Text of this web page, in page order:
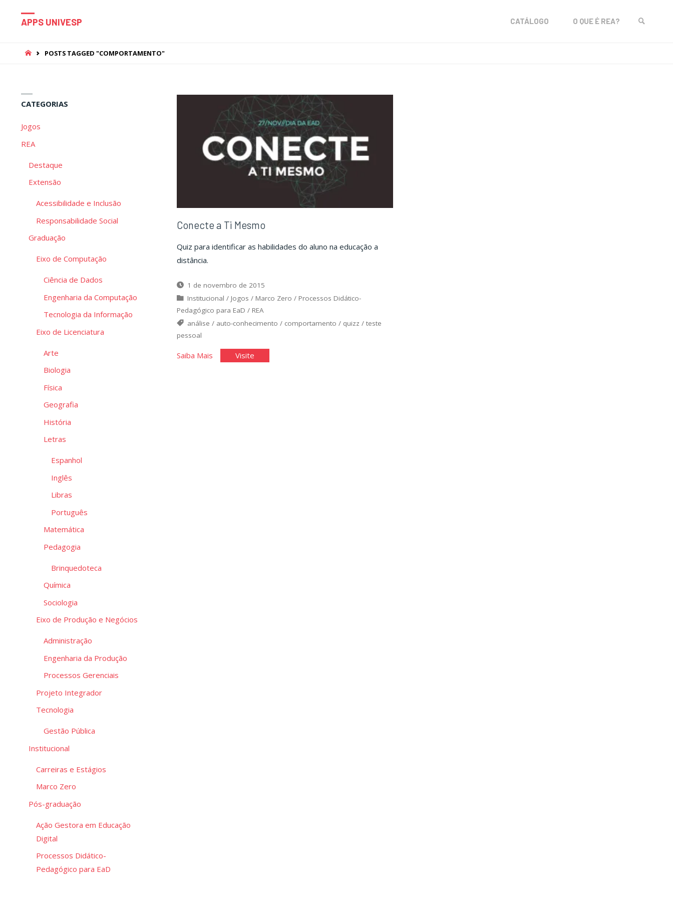
APPS UNIVESP CATÁLOGO O QUE É REA?
HOMEPOSTS TAGGED "COMPORTAMENTO"
Conecte a Ti Mesmo
Quiz para identificar as habilidades do aluno na educação a
distância.
1 de novembro de 2015
Institucional / Jogos / Marco Zero / Processos Didático-
Pedagógico para EaD / REA
análise / auto-conhecimento / comportamento / quizz /teste
pessoal
Saiba Mais"ConecteVisite"Conecte
CATEGORIAS
Jogos
REA
Destaque
Extensão
Acessibilidade e Inclusão
Responsabilidade Social
Graduação
Eixo de Computação
Ciência de Dados
Engenharia da Computação
Tecnologia da Informação
Eixo de Licenciatura
Arte
Biologia
Física
Geografia
História
Letras
Espanhol
Inglês
Libras
Português
Matemática
Pedagogia
Brinquedoteca
Química
Sociologia
Eixo de Produção e Negócios
Administração
Engenharia da Produção
Processos Gerenciais
Projeto Integrador
Tecnologia
Gestão Pública
Institucional
Carreiras e Estágios
Marco Zero
Pós-graduação
Ação Gestora em Educação
Digital
Processos Didático-
Pedagógico para EaD